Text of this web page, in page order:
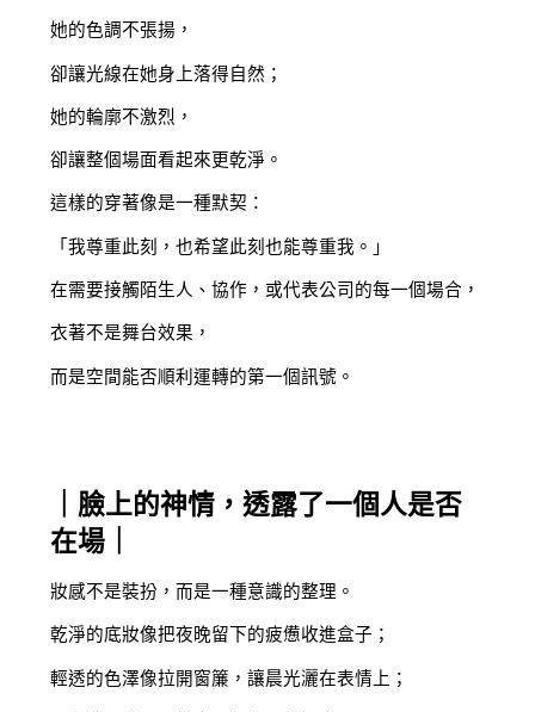
她的色調不張揚，
卻讓光線在她身上落得自然；
她的輪廓不激烈，
卻讓整個場面看起來更乾淨。
這樣的穿著像是一種默契：
「我尊重此刻，也希望此刻也能尊重我。」
在需要接觸陌生人、協作，或代表公司的每一個場合，
衣著不是舞台效果，
而是空間能否順利運轉的第一個訊號。
｜臉上的神情，透露了一個人是否
在場｜
妝感不是裝扮，而是一種意識的整理。
乾淨的底妝像把夜晚留下的疲憊收進盒子；
輕透的色澤像拉開窗簾，讓晨光灑在表情上；